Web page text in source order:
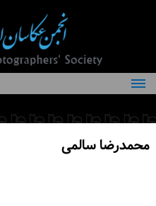
درباره انجمن
کمیته‌های انجمن
محمدرضا سالمی